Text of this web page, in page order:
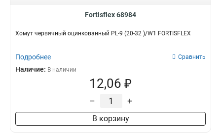
Fortisflex 68984
Хомут червячный оцинкованный PL-9 (20-32 )/W1 FORTISFLEX
Подробнее Сравнить
Наличие: В наличии
12,06 ₽
– +
В корзину